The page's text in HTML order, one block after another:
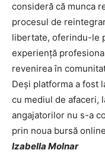
consideră că munca
procesul de
libertate, oferindu-le
experiență
revenirea în
Deși platforma a fost
cu mediul de afaceri,
angajatorilor nu s-a
prin noua bursă
Izabella Molnar